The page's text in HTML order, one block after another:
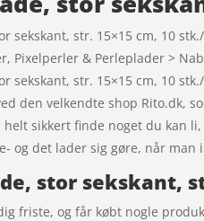
sekskant, str. 15×15 cm, 10
Pixelperler & Perleplader >
sekskant, str. 15×15 cm, 10
den velkendte shop Rito.dk,
helt sikkert finde noget du kan
og det lader sig gøre, når man
stor sekskant,
friste, og får købt nogle